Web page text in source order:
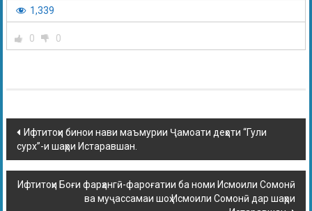
1,339
0 0
Ифтитоҳи бинои нави маъмурии Ҷамоати деҳоти “Гули
сурх”-и шаҳри Истаравшан.
Ифтитоҳи Боғи фарҳангӣ-фароғатии ба номи Исмоили Сомонӣ
ва муҷассамаи шоҳ Исмоили Сомонӣ дар шаҳри